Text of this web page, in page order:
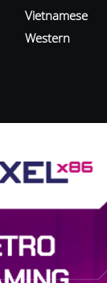
Vietnamese
Western